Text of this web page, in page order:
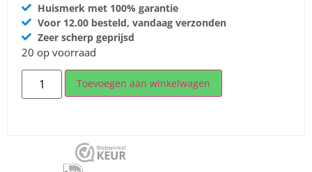
Huismerk met 100% garantie
Voor 12.00 besteld, vandaag verzonden
Zeer scherp geprijsd
20 op voorraad
Toevoegen aan winkelwagen